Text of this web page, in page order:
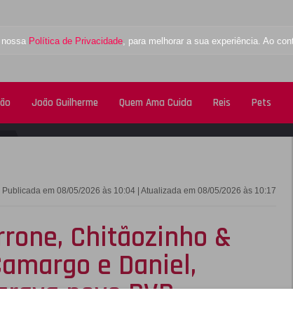
Política de Privacidade, para melhorar a sua experiência. Ao
João Guilherme Quem Ama Cuida Reis Pets
Publicada em 08/05/2026 às 10:04 | Atualizada em 08/05/2026 às 10:17
Chitãozinho &
e Daniel,
novo DVD